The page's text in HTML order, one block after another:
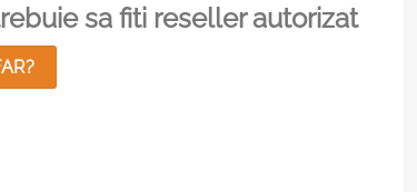
sa fiti reseller autorizat